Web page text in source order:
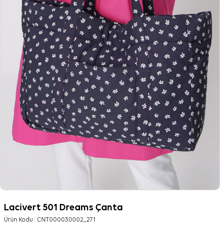
Lacivert 501 Dreams Çanta
Ürün Kodu : CNT000030002_271